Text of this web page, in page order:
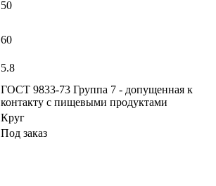
50
60
5.8
ГОСТ 9833-73 Группа 7 - допущенная к
контакту с пищевыми продуктами
Круг
Под заказ